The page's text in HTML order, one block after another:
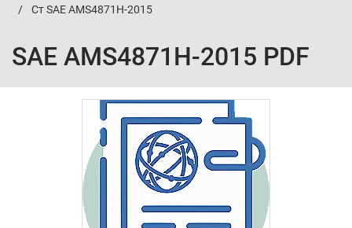
Ст SAE AMS4871H-2015
SAE AMS4871H-2015 PDF